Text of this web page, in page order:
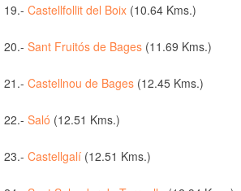
19.- Castellfollit del Boix (10.64 Kms.)
20.- Sant Fruitós de Bages (11.69 Kms.)
21.- Castellnou de Bages (12.45 Kms.)
22.- Saló (12.51 Kms.)
23.- Castellgalí (12.51 Kms.)